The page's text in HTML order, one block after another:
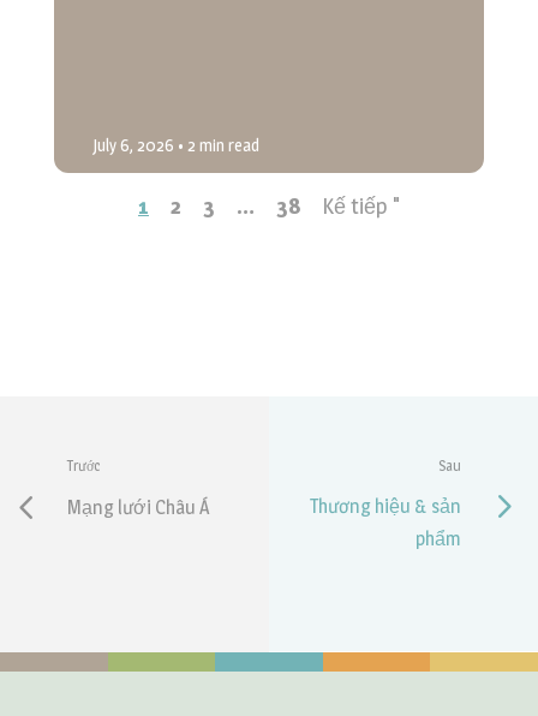
July 6, 2026 • 2 min read
1 2 3 … 38 Kế tiếp "
Trước
Mạng lưới Châu Á
Sau
Thương hiệu & sản
phẩm